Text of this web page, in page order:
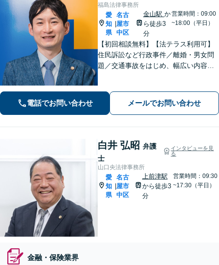
福島法律事務所
愛
知
県
名古
屋市
中区
金山駅 か
ら徒歩3
分
営業時間：09:00
~18:00（平日）
【初回相談無料】【法テラス利用可】
住民訴訟など行政事件／離婚・男女問
題／交通事故をはじめ、幅広い内容の
依頼者様にとって納得感の高い解決を
目指します【夜間・休日相談可】【金
電話でお問い合わせ メールでお問い合わせ
白井 弘昭 弁護
士
インタビューを見
る
山口央法律事務所
愛
知
県
名古
屋市
中区
上前津駅
から徒歩3
分
営業時間：09:30
~17:30（平日）
金融・保険業界